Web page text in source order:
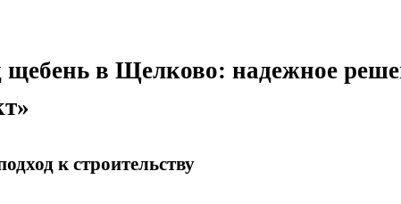
щебень в Щелково: надежное
к строительству